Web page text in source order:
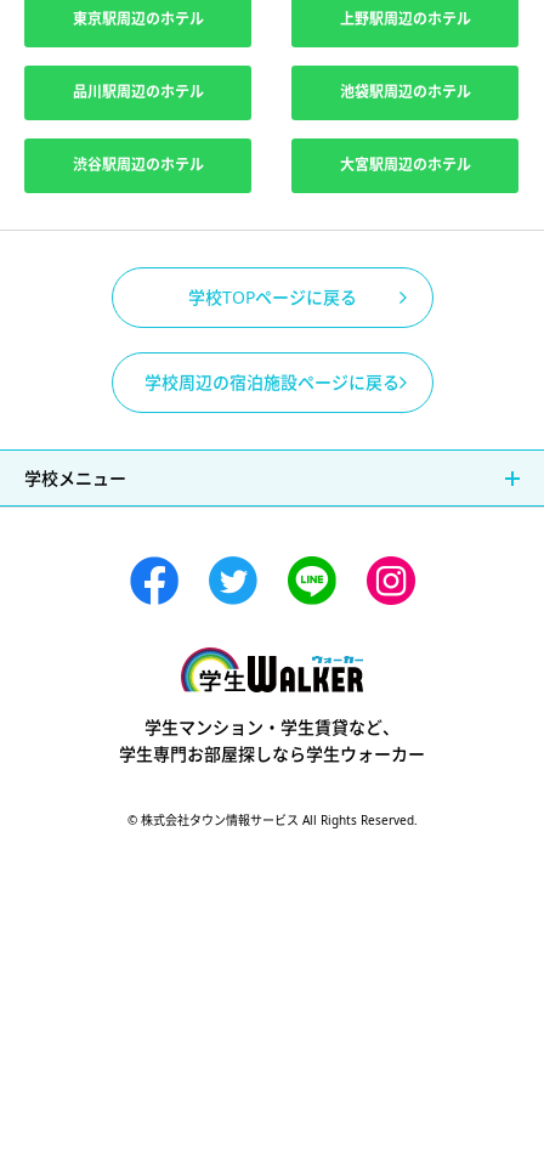
東京駅周辺のホテル 上野駅周辺のホテル
品川駅周辺のホテル 池袋駅周辺のホテル
渋谷駅周辺のホテル 大宮駅周辺のホテル
学校TOPページに戻る
学校周辺の宿泊施設ページに戻る
学校メニュー
学生マンション・学生賃貸など、
学生専門お部屋探しなら学生ウォーカー
© 株式会社タウン情報サービス All Rights Reserved.